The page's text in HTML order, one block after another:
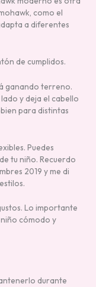
como el
a diferentes
de cumplidos.
ganando terreno.
y deja el cabello
para distintas
Puedes
tu niño. Recuerdo
2019 y me di
Lo importante
cómodo y
durante